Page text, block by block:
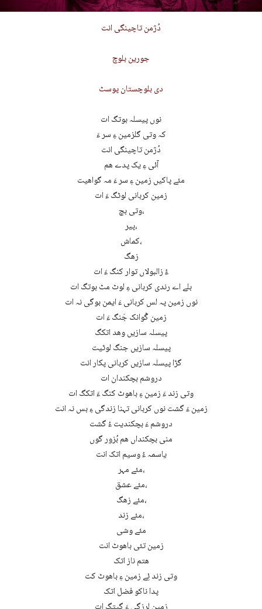
دُژمن تاچینگی انت
جورین بلوچ
دی بلوچستان پوسٹ
نوں پیسلہ بوتگ ات
کہ وتی گلزمین ءِ سر ءَ
دُژمن تاچینگی انت
آئی ءِ یک پدے ھم
مئے پاکیں زمین ءِ سر ءَ مہ گواھیت
زمین کربانی لوٹگ ءَ ات
وتی بچ،
پیر،
کماش،
زھگ
ءُ زالبولاں توار کنگ ءَ ات
بلے اے رندی کربانی ءِ لوٹ مٹ بوتگ ات
نوں زمین پہ لس کربانی ءَ ایمن بوگی نہ ات
زمین گْوانک جَنگ ءَ ات
پیسلہ سازیں وھد اتکگ
پیسلہ سازیں جنگ لوٹیت
گڑا پیسلہ سازیں کربانی پکار انت
دروشم بچکندان ات
وتی زند ءَ زمین ءِ باھوٹ کنگ ءَ اتکگ ات
زمین ءَ گشت نوں کربانی تہنا زندگی ءِ بس نہ انت
دروشم ءَ بچکندیت ءُ گشت
منی بچکنداں ھم بُزور گوں
یاسمہ ءُ وسیم اتک انت
مئے مہر،
مئے عشق،
مئے زھگ،
مئے زند،
مئے وشی
زمین تئی باھوٹ انت
ھتم ناز اتک
وتی زند ئِے زمین ءِ باھوٹ کت
پدا ناکو فضل اتک